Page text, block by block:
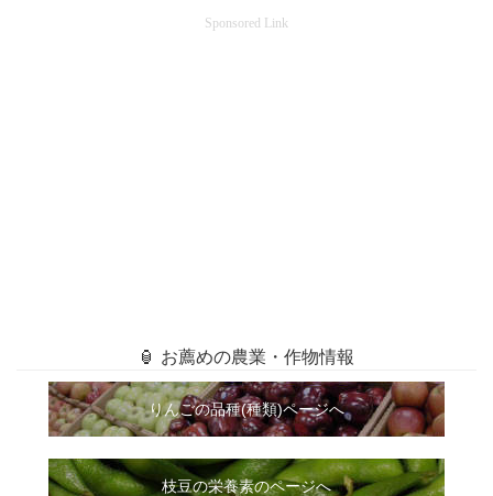
Sponsored Link
🏮 お薦めの農業・作物情報
りんごの品種(種類)ページへ
枝豆の栄養素のページへ